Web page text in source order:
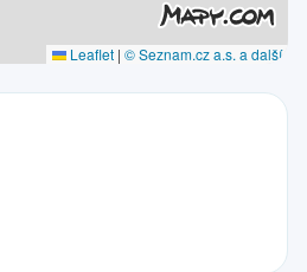
Leaflet | © Seznam.cz a.s. a další